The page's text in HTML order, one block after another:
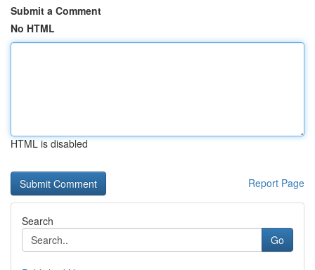
Submit a Comment
No HTML
HTML is disabled
Report Page
Search
Go